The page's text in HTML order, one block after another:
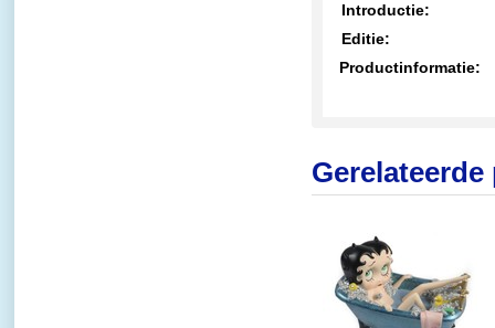
Introductie:
Editie:
Productinformatie: